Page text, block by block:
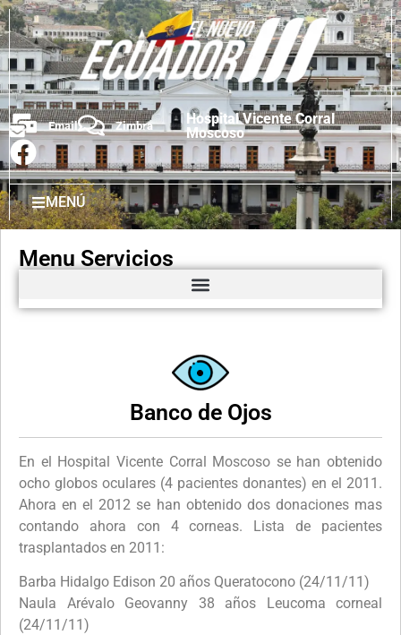
Hospital Vicente Corral
Moscoso
Email Zimbra
MENÚ
Menu Servicios
Banco de Ojos
En el Hospital Vicente Corral Moscoso se han obtenido
ocho globos oculares (4 pacientes donantes) en el 2011.
Ahora en el 2012 se han obtenido dos donaciones mas
contando ahora con 4 corneas. Lista de pacientes
trasplantados en 2011:
Barba Hidalgo Edison 20 años Queratocono (24/11/11)
Naula Arévalo Geovanny 38 años Leucoma corneal
(24/11/11)